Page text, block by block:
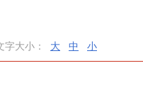
字大小： 大 中 小